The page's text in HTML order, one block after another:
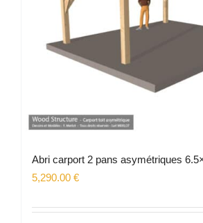
Abri carport 2 pans asymétriques
5,290.00 €